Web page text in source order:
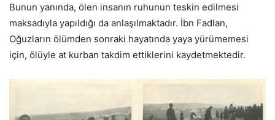
Bunun yanında, ölen insanın ruhunun teskin edilmesi
maksadıyla yapıldığı da anlaşılmaktadır. İbn Fadlan,
Oğuzların ölümden sonraki hayatında yaya yürümemesi
için, ölüyle at kurban takdim ettiklerini kaydetmektedir.